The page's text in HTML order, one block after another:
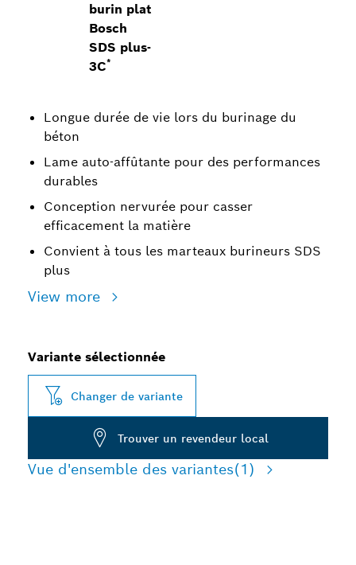
burin plat
Bosch
SDS plus-
3C*
Longue durée de vie lors du burinage du
béton
Lame auto-affûtante pour des performances
durables
Conception nervurée pour casser
efficacement la matière
Convient à tous les marteaux burineurs SDS
plus
View more
Variante sélectionnée
Changer de variante
Trouver un revendeur local
Vue d'ensemble des variantes(1)